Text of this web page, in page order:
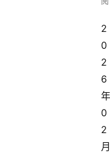
2
0
2
6
年
0
2
月